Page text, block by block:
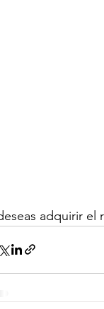
adquirir el